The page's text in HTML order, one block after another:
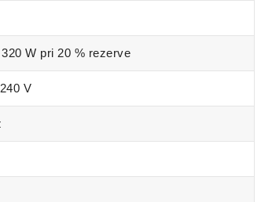
W pri 20 % rezerve
V